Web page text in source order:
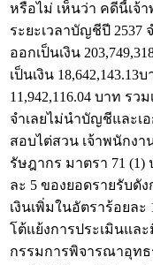
หรือไม่ เห็นว่า คดีนี้เจ้
ระยะเวลาบัญชีปี 2537
ออกเป็นเงิน
เป็นเงิน
11,942,116.04 บาท รว
จำเลยไม่นำบัญชีและเ
สอบไต่สวน เจ้าพนักง
รัษฎากร มาตรา 71 (1)
ละ 5 ของยอดรายรับดัง
เงินเพิ่มในอัตราร้อยละ
โต้แย้งการประเมินแล
กรรมการพิจารณาอุทธ